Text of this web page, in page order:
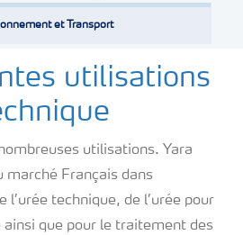
et Transport
utilisations
utilisations. Yara
marché Français dans
l’urée technique, de l’urée pour
ainsi que pour le traitement des